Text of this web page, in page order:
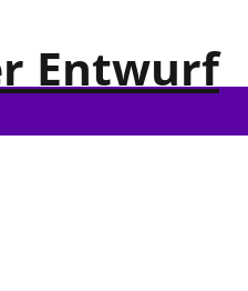
Entwurf